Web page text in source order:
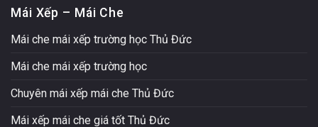
Mái Xếp – Mái Che
Mái che mái xếp trường học Thủ Đức
Mái che mái xếp trường học
Chuyên mái xếp mái che Thủ Đức
Mái xếp mái che giá tốt Thủ Đức